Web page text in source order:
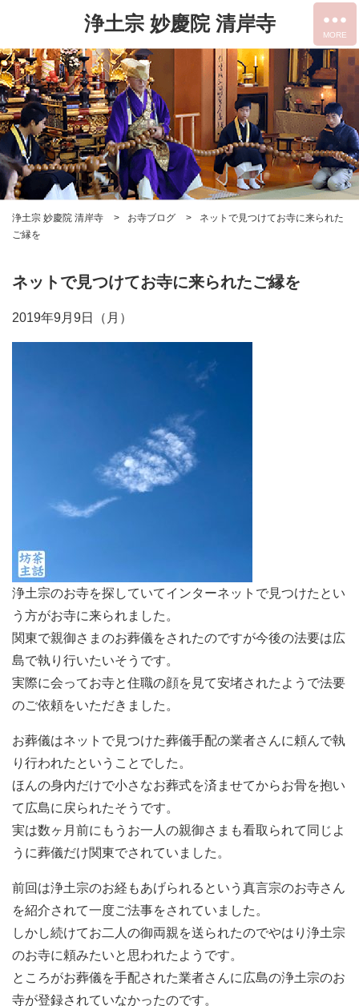
浄土宗 妙慶院 清岸寺
浄土宗 妙慶院 清岸寺 お寺ブログ
ネットで見つけてお寺に来られた
ご縁を
ネットで見つけてお寺に来られたご縁を
2019年9月9日（月）
浄土宗のお寺を探していてインターネットで見つけたとい
う方がお寺に来られました。
関東で親御さまのお葬儀をされたのですが今後の法要は広
島で執り行いたいそうです。
実際に会ってお寺と住職の顔を見て安堵されたようで法要
のご依頼をいただきました。
お葬儀はネットで見つけた葬儀手配の業者さんに頼んで執
り行われたということでした。
ほんの身内だけで小さなお葬式を済ませてからお骨を抱い
て広島に戻られたそうです。
実は数ヶ月前にもうお一人の親御さまも看取られて同じよ
うに葬儀だけ関東でされていました。
前回は浄土宗のお経もあげられるという真言宗のお寺さん
を紹介されて一度ご法事をされていました。
しかし続けてお二人の御両親を送られたのでやはり浄土宗
のお寺に頼みたいと思われたようです。
ところがお葬儀を手配された業者さんに広島の浄土宗のお
寺が登録されていなかったのです。